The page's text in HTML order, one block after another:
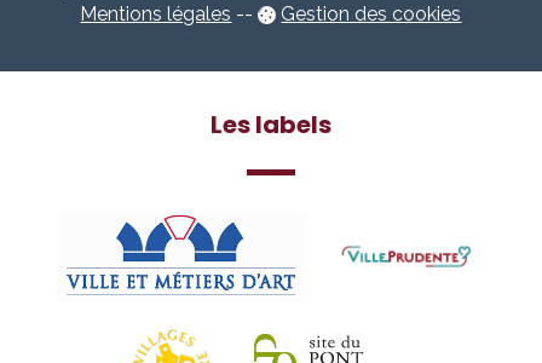
Mentions légales -- Gestion des cookies
Les labels